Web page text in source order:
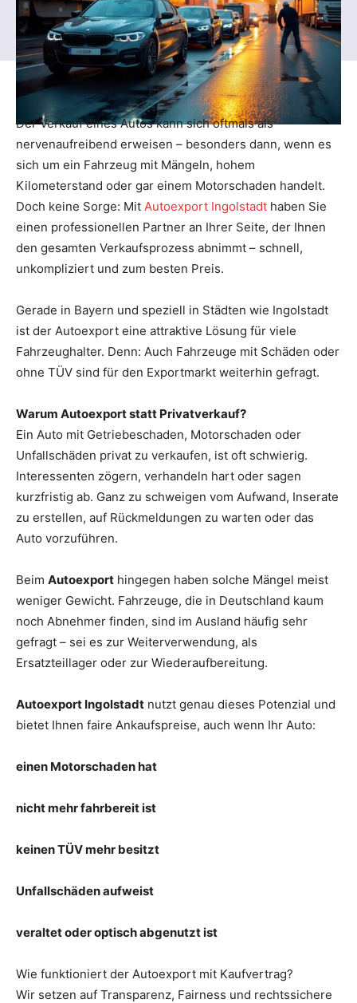
Der Verkauf eines Autos kann sich oftmals als
nervenaufreibend erweisen – besonders dann, wenn es
sich um ein Fahrzeug mit Mängeln, hohem
Kilometerstand oder gar einem Motorschaden handelt.
Doch keine Sorge: Mit Autoexport Ingolstadt haben Sie
einen professionellen Partner an Ihrer Seite, der Ihnen
den gesamten Verkaufsprozess abnimmt – schnell,
unkompliziert und zum besten Preis.
Gerade in Bayern und speziell in Städten wie Ingolstadt
ist der Autoexport eine attraktive Lösung für viele
Fahrzeughalter. Denn: Auch Fahrzeuge mit Schäden oder
ohne TÜV sind für den Exportmarkt weiterhin gefragt.
Warum Autoexport statt Privatverkauf?
Ein Auto mit Getriebeschaden, Motorschaden oder
Unfallschäden privat zu verkaufen, ist oft schwierig.
Interessenten zögern, verhandeln hart oder sagen
kurzfristig ab. Ganz zu schweigen vom Aufwand, Inserate
zu erstellen, auf Rückmeldungen zu warten oder das
Auto vorzuführen.
Beim Autoexport hingegen haben solche Mängel meist
weniger Gewicht. Fahrzeuge, die in Deutschland kaum
noch Abnehmer finden, sind im Ausland häufig sehr
gefragt – sei es zur Weiterverwendung, als
Ersatzteillager oder zur Wiederaufbereitung.
Autoexport Ingolstadt nutzt genau dieses Potenzial und
bietet Ihnen faire Ankaufspreise, auch wenn Ihr Auto:
einen Motorschaden hat
nicht mehr fahrbereit ist
keinen TÜV mehr besitzt
Unfallschäden aufweist
veraltet oder optisch abgenutzt ist
Wie funktioniert der Autoexport mit Kaufvertrag?
Wir setzen auf Transparenz, Fairness und rechtssichere